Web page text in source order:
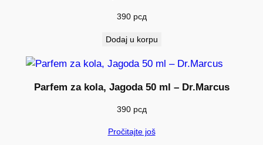
390 рсд
Dodaj u korpu
Parfem za kola, Jagoda 50 ml – Dr.Marcus
390 рсд
Pročitajte još